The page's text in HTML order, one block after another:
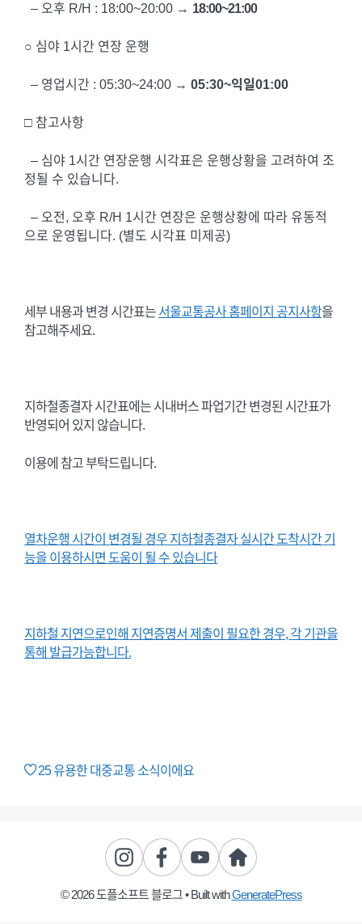
– 오후 R/H : 18:00~20:00 → 18:00~21:00
○ 심야 1시간 연장 운행
– 영업시간 : 05:30~24:00 → 05:30~익일01:00
□ 참고사항
– 심야 1시간 연장운행 시각표은 운행상황을 고려하여 조
정될 수 있습니다.
– 오전, 오후 R/H 1시간 연장은 운행상황에 따라 유동적
으로 운영됩니다. (별도 시각표 미제공)
세부 내용과 변경 시간표는 서울교통공사 홈페이지 공지사항을
참고해주세요.
지하철종결자 시간표에는 시내버스 파업기간 변경된 시간표가
반영되어 있지 않습니다.
이용에 참고 부탁드립니다.
열차운행 시간이 변경될 경우 지하철종결자 실시간 도착시간 기
능을 이용하시면 도움이 될 수 있습니다
지하철 지연으로인해 지연증명서 제출이 필요한 경우, 각 기관을
통해 발급가능합니다.
25유용한 대중교통 소식이에요
© 2026 도플소프트 블로그• Built withGeneratePress